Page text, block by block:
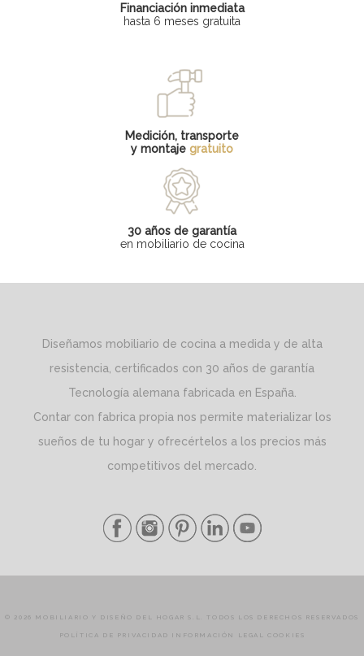
Financiación inmediata
hasta 6 meses gratuita
Medición, transporte
y montaje gratuito
30 años de garantía
en mobiliario de cocina
Diseñamos mobiliario de cocina a medida y de alta
resistencia, certificados con 30 años de garantía
Tecnología alemana fabricada en España.
Contar con fabrica propia nos permite materializar los
sueños de tu hogar y ofrecértelos a los precios más
competitivos del mercado.
© 2026 MOBILIARIO Y DISEÑO DEL HOGAR S.L. TODOS LOS DERECHOS RESERVADOS
POLÍTICA DE PRIVACIDAD INFORMACIÓN LEGAL COOKIES